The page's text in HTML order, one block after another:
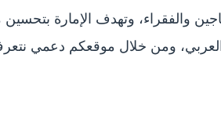
والفقراء، وتهدف الإمارة
ومن خلال موقعكم دعمي